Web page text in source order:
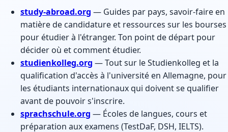
study-abroad.org — Guides par pays, savoir-faire en
matière de candidature et ressources sur les bourses
pour étudier à l'étranger. Ton point de départ pour
décider où et comment étudier.
studienkolleg.org — Tout sur le Studienkolleg et la
qualification d'accès à l'université en Allemagne, pour
les étudiants internationaux qui doivent se qualifier
avant de pouvoir s'inscrire.
sprachschule.org — Écoles de langues, cours et
préparation aux examens (TestDaF, DSH, IELTS).